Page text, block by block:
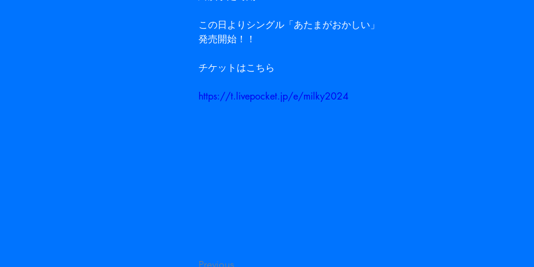
この日よりシングル「あたまがおかしい」
発売開始！！
チケットはこちら
https://t.livepocket.jp/e/milky2024
Previous